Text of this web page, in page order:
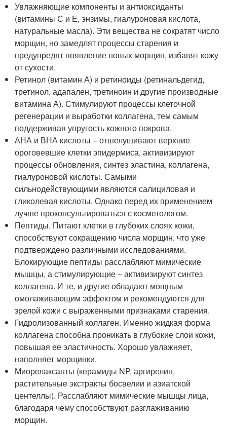
Увлажняющие компоненты и антиоксиданты
(витамины С и Е, энзимы, гиалуроновая кислота,
натуральные масла). Эти вещества не сократят число
морщин, но замедлят процессы старения и
предупредят появление новых морщин, избавят кожу
от сухости.
Ретинол (витамин А) и ретиноиды (ретинальдегид,
третинол, адапален, третиноин и другие производные
витамина А). Стимулируют процессы клеточной
регенерации и выработки коллагена, тем самым
поддерживая упругость кожного покрова.
АНА и ВНА кислоты – отшелушивают верхние
ороговевшие клетки эпидермиса, активизируют
процессы обновления, синтез эластина, коллагена,
гиалуроновой кислоты. Самыми
сильнодействующими являются салициловая и
гликолевая кислоты. Однако перед их применением
лучше проконсультироваться с косметологом.
Пептиды. Питают клетки в глубоких слоях кожи,
способствуют сокращению числа морщин, что уже
подтверждено различными исследованиями.
Блокирующие пептиды расслабляют мимические
мышцы, а стимулирующие – активизируют синтез
коллагена. И те, и другие обладают мощным
омолаживающим эффектом и рекомендуются для
зрелой кожи с выраженными признаками старения.
Гидролизованный коллаген. Именно жидкая форма
коллагена способна проникать в глубокие слои кожи,
повышая ее эластичность. Хорошо увлажняет,
наполняет морщинки.
Миорелаксанты (керамиды NP, аргирелин,
растительные экстракты босвелии и азиатской
центеллы). Расслабляют мимические мышцы лица,
благодаря чему способствуют разглаживанию
морщин.